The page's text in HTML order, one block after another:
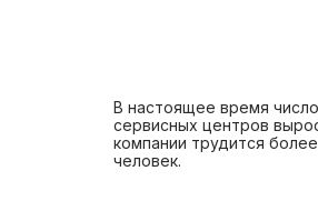
В настоящее время число
сервисных центров
компании трудится более
человек.